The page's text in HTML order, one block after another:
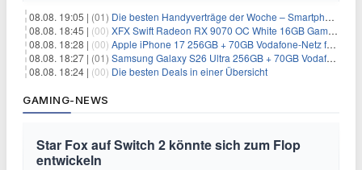
08.08. 19:05 | (01) Die besten Handyverträge der Woche – Smartphone-Tarife & SIM-Only im Überblick
08.08. 18:45 | (00) XFX Swift Radeon RX 9070 OC White 16GB Gaming-Grafikkarte für 579€
08.08. 18:28 | (00) Apple iPhone 17 256GB + 70GB Vodafone-Netz für 34,99€/Monat (effektiv 6,41€/Monat)
08.08. 18:27 | (01) Samsung Galaxy S26 Ultra 256GB + 70GB Vodafone-Netz für 34,99€/Monat (effektiv 4,74€/Monat)
08.08. 18:24 | (00) Die besten Deals in einer Übersicht
GAMING-NEWS
Star Fox auf Switch 2 könnte sich zum Flop
entwickeln